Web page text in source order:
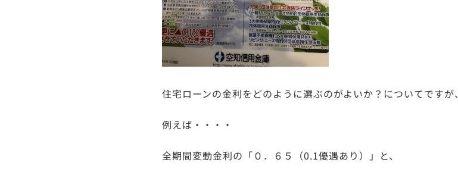
住宅ローンの金利をどのように選ぶのがよいか？についてですが、
例えば・・・・
全期間変動金利の「０．６５（0.1優遇あり）」と、